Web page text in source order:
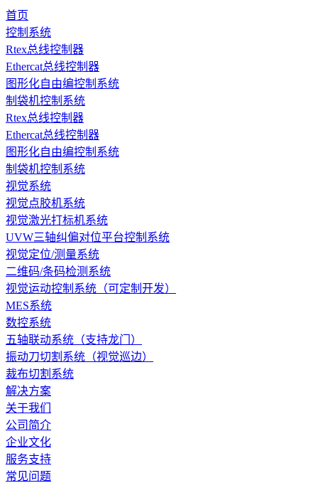
首页
控制系统
Rtex总线控制器
Ethercat总线控制器
图形化自由编控制系统
制袋机控制系统
Rtex总线控制器
Ethercat总线控制器
图形化自由编控制系统
制袋机控制系统
视觉系统
视觉点胶机系统
视觉激光打标机系统
UVW三轴纠偏对位平台控制系统
视觉定位/测量系统
二维码/条码检测系统
视觉运动控制系统（可定制开发）
MES系统
数控系统
五轴联动系统（支持龙门）
振动刀切割系统（视觉巡边）
裁布切割系统
解决方案
关于我们
公司简介
企业文化
服务支持
常见问题